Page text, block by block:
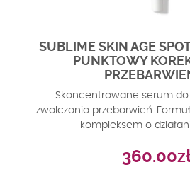
SUBLIME SKIN AGE
PUNKTOWY
Skoncentrowane serum
zwalczania przebarwień.
kompleksem o
360.00